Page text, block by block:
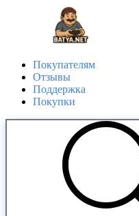
Покупателям
Отзывы
Поддержка
Покупки